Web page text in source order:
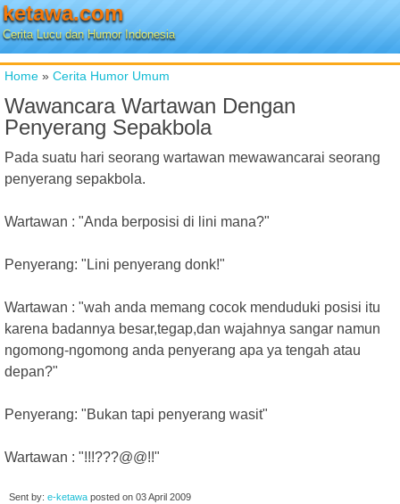
ketawa.com
Cerita Lucu dan Humor Indonesia
Home » Cerita Humor Umum
Wawancara Wartawan Dengan
Penyerang Sepakbola
Pada suatu hari seorang wartawan mewawancarai seorang
penyerang sepakbola.
Wartawan : "Anda berposisi di lini mana?"
Penyerang: "Lini penyerang donk!"
Wartawan : "wah anda memang cocok menduduki posisi itu
karena badannya besar,tegap,dan wajahnya sangar namun
ngomong-ngomong anda penyerang apa ya tengah atau
depan?"
Penyerang: "Bukan tapi penyerang wasit"
Wartawan : "!!!???@@!!"
Sent by: e-ketawa posted on 03 April 2009